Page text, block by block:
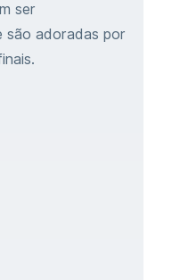
ser
são adoradas por